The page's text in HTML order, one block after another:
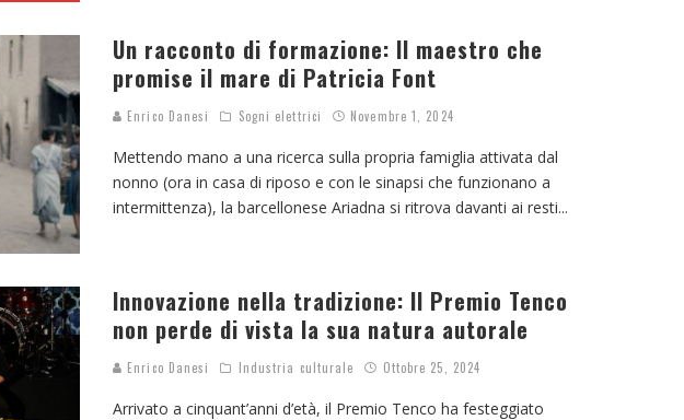
Un racconto di formazione: Il maestro che
promise il mare di Patricia Font
Enrico Danesi Sogni elettrici Novembre 1, 2024
Mettendo mano a una ricerca sulla propria famiglia attivata dal
nonno (ora in casa di riposo e con le sinapsi che funzionano a
intermittenza), la barcellonese Ariadna si ritrova davanti ai resti...
Innovazione nella tradizione: Il Premio Tenco
non perde di vista la sua natura autorale
Enrico Danesi Industria culturale Ottobre 25, 2024
Arrivato a cinquant’anni d’età, il Premio Tenco ha festeggiato